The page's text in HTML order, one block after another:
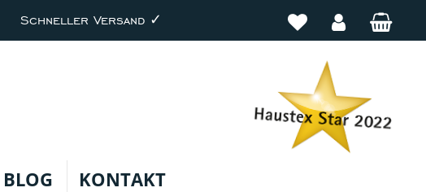
Schneller Versand ✓
BLOG KONTAKT